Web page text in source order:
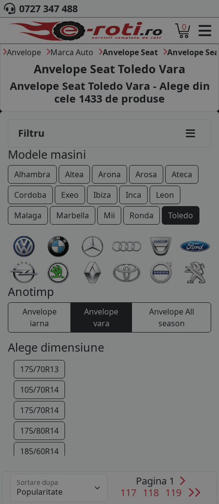
ACASA
DESPRE NOI
ANVELOPE
AUTO
CAMION
MOTO
MARCA AUTO
BLOG
B2B - COLABORARE COMPANII
CONT
CONTACT
0727 347 488
0
Anvelope Marca Auto Anvelope Seat Anvelope
Anvelope Seat Toledo Vara
Anvelope Seat Toledo Vara - Alege din
cele 1433 de produse
Filtru
Modele masini
Alhambra Altea Arona Arosa
Ateca
Cordoba
Exeo Ibiza Inca
Leon
Malaga
Marbella Mii Ronda Toledo
Anotimp
Anvelope
iarna
Anvelope
vara
Anvelope All
season
Alege dimensiune
175/70R13
105/70R14
175/70R14
175/80R14
185/60R14
195/50R15
Sortare dupa
Pagina 1
117 118 119